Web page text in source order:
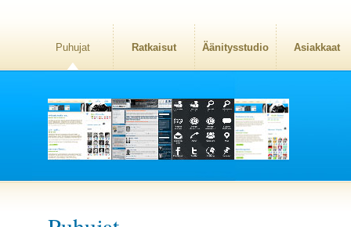
Puhujat Ratkaisut Äänitysstudio Asiakkaat